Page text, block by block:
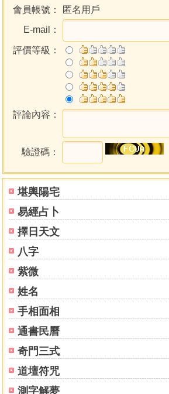
堪輿陽宅
易經占卜
擇日天文
八字
紫微
姓名
手相面相
通書民曆
奇門三式
道壇符咒
測字解夢
會員帳號：
匿名用戶
E-mail：
評價等級：
評論內容：
驗證碼：